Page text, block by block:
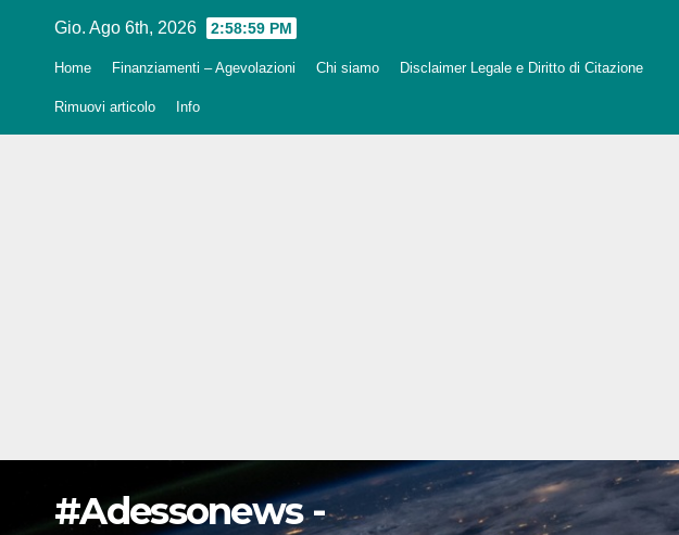
Gio. Ago 6th, 2026 2:59:00 PM
Home Finanziamenti – Agevolazioni Chi siamo Disclaimer Legale e Diritto di Citazione
Rimuovi articolo Info
#Adessonews -